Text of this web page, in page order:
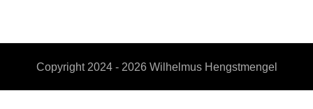
Copyright 2024 - 2026 Wilhelmus Hengstmengel